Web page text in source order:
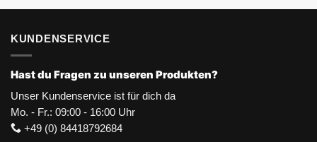
KUNDENSERVICE
Hast du Fragen zu unseren Produkten?
Unser Kundenservice ist für dich da
Mo. - Fr.: 09:00 - 16:00 Uhr
+49 (0) 84418792684